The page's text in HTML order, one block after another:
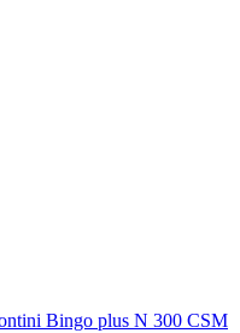
Bingo plus N 300 CSM